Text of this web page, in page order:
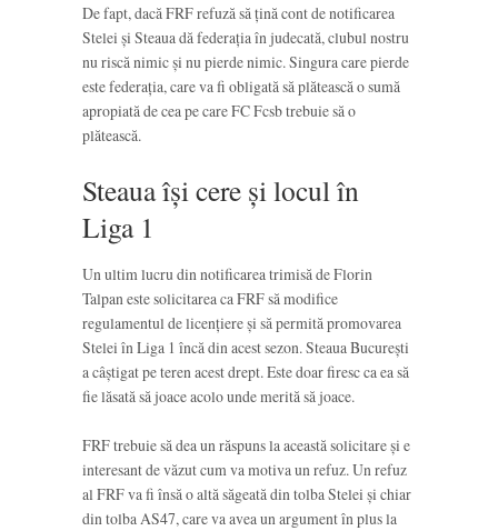
De fapt, dacă FRF refuză să țină cont de notificarea
Stelei și Steaua dă federația în judecată, clubul nostru
nu riscă nimic și nu pierde nimic. Singura care pierde
este federația, care va fi obligată să plătească o sumă
apropiată de cea pe care FC Fcsb trebuie să o
plătească.
Steaua își cere și locul în
Liga 1
Un ultim lucru din notificarea trimisă de Florin
Talpan este solicitarea ca FRF să modifice
regulamentul de licențiere și să permită promovarea
Stelei în Liga 1 încă din acest sezon. Steaua București
a câștigat pe teren acest drept. Este doar firesc ca ea să
fie lăsată să joace acolo unde merită să joace.
FRF trebuie să dea un răspuns la această solicitare și e
interesant de văzut cum va motiva un refuz. Un refuz
al FRF va fi însă o altă săgeată din tolba Stelei și chiar
din tolba AS47, care va avea un argument în plus la